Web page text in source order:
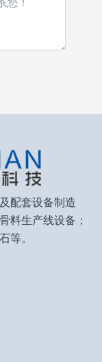
配套设备制造
料生产线设备；
等。